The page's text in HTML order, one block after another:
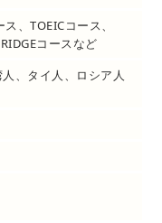
、TOEICコース、
コースなど
、タイ人、ロシア人